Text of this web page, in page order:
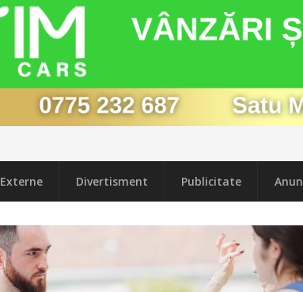
Externe Divertisment Publicitate